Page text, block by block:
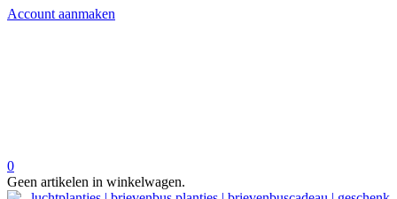
Account aanmaken
0
Geen artikelen in winkelwagen.